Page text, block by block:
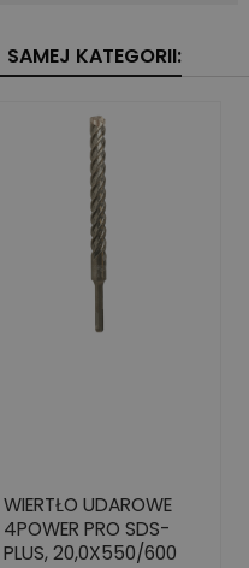
KATEGORII:
WIERTŁO UDAROWE
4POWER PRO SDS-
PLUS, 20,0X550/600